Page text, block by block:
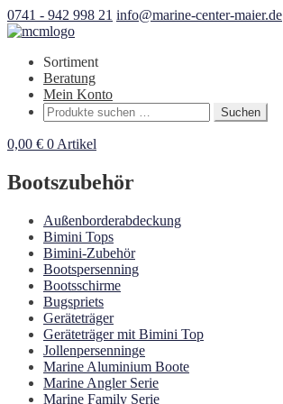
0741 - 942 998 21 info@marine-center-maier.de
Sortiment
Beratung
Mein Konto
Suchen
nach:
Suchen
0,00 € 0 Artikel
Bootszubehör
Außenborderabdeckung
Bimini Tops
Bimini-Zubehör
Bootspersenning
Bootsschirme
Bugspriets
Geräteträger
Geräteträger mit Bimini Top
Jollenpersenninge
Marine Aluminium Boote
Marine Angler Serie
Marine Family Serie